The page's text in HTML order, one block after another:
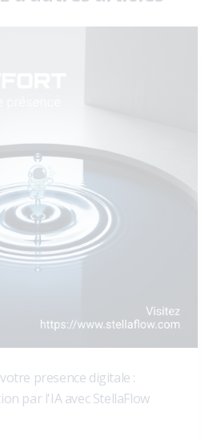
presence digitale :
par l'IA avec StellaFlow